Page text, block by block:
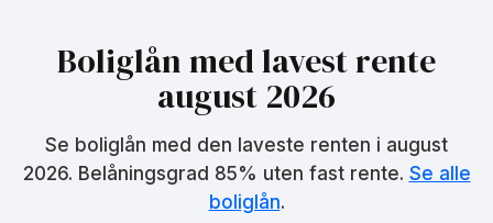
Boliglån med lavest rente
august 2026
Se boliglån med den laveste renten i august
2026. Belåningsgrad 85% uten fast rente. Se alle
boliglån.